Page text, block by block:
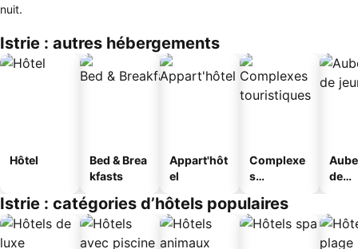
nuit.
Istrie : autres hébergements
Hôtel
Bed & Brea
kfasts
Appart'hôt
el
Complexe
s
s
de
Istrie : catégories d’hôtels populaires